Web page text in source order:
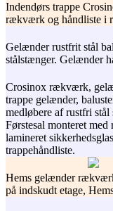
Indendørs trappe
rækværk og håndliste i
Gelænder rustfrit stål
stålstænger. Gelænder
Crosinox rækværk,
trappe gelænder,
medløbere af rustfri
Førstesal monteret
lamineret
trappehåndliste.
Hems gelænder
på indskudt etage,